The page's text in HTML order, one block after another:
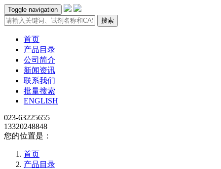
Toggle navigation
搜索
首页
产品目录
公司简介
新闻资讯
联系我们
批量搜索
ENGLISH
023-63225655
13320248848
您的位置是：
首页
产品目录